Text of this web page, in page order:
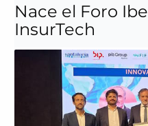
Nace el Foro
InsurTech